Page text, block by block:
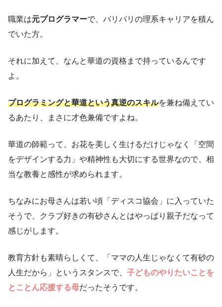
職業は元プログラマーで、バリバリの理系キャリアを積ん
でいた方。
それに加えて、なんと華道の資格まで持っているんです
よ。
プログラミングと華道という真逆のスキルを兼ね備えてい
るあたり、まさに才色兼備ですよね。
華道の師範って、お花を美しく生けるだけじゃなく「空間
をデザインする力」や精神性も大切にする世界なので、相
当な教養と感性が求められます。
ちなみにお母さんは若い頃「ディスコ協会」に入っていた
そうで、クラブ好きの有砂さんとはやっぱり親子だなって
感じがします。
教育方針も素晴らしくて、「ママの人生じゃなくて有砂の
人生だから」というスタンスで、 子どものやりたいことを
とことん応援する母だったそうです。